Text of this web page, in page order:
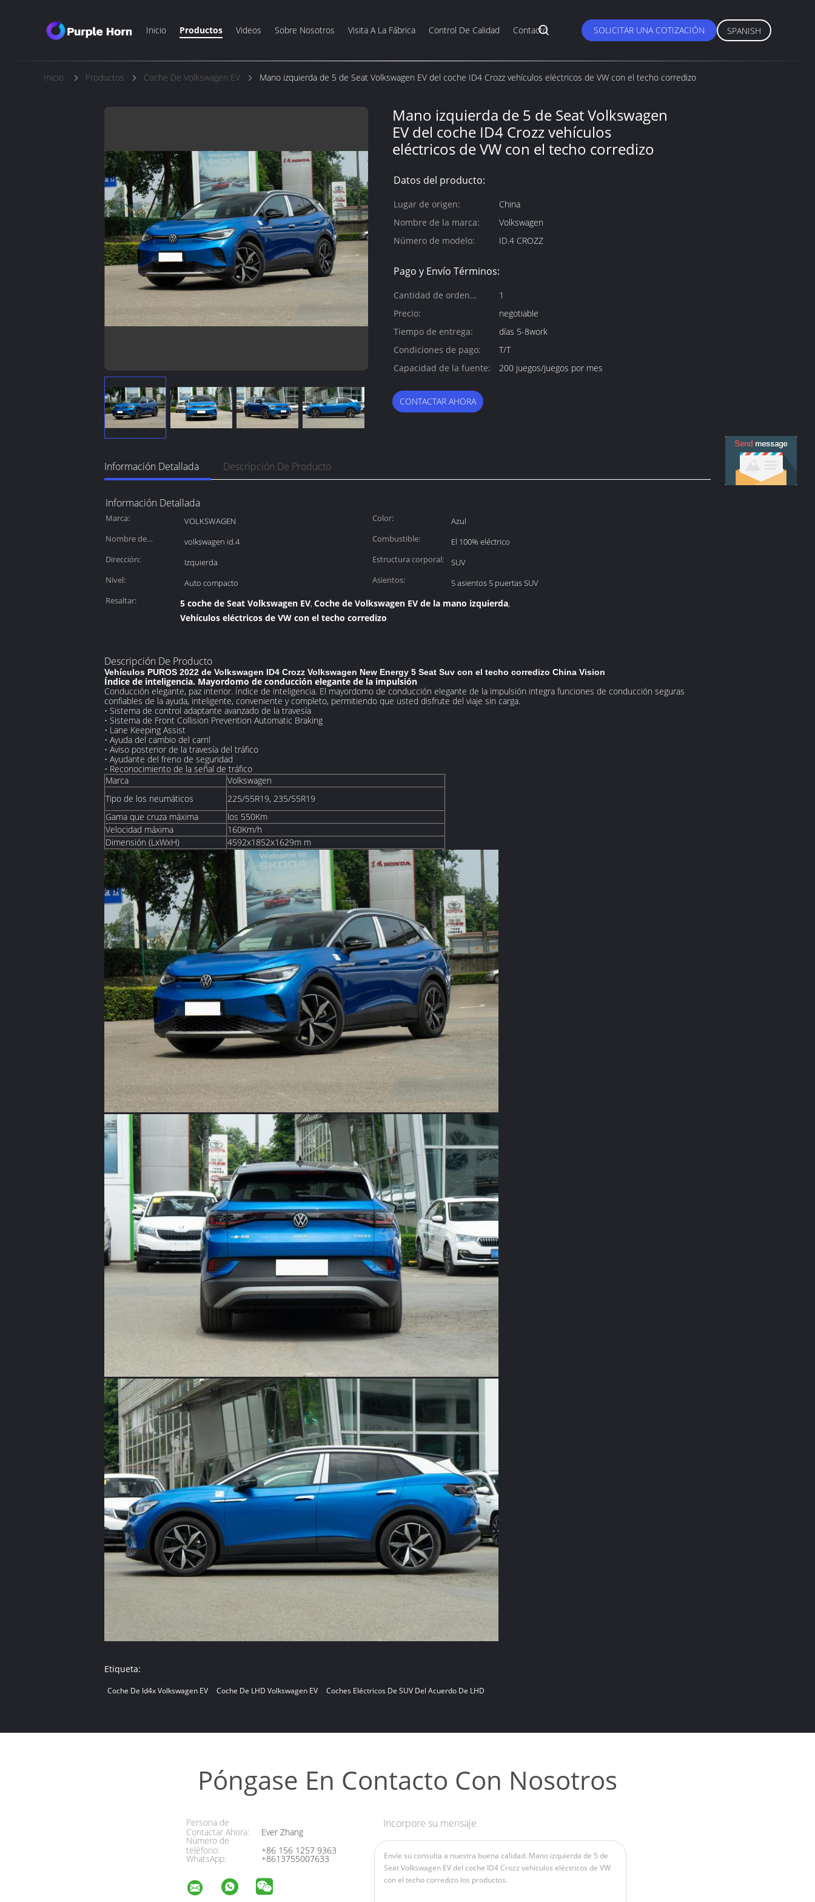
Inicio Productos Videos Sobre Nosotros Visita A La Fábrica Control De Calidad Contacto SOLICITAR UNA COTIZACIÓN SPANISH
Inicio Productos Coche De Volkswagen EV Mano izquierda de 5 de Seat Volkswagen EV del coche ID4 Crozz vehículos eléctricos de VW con el techo corredizo
Mano izquierda de 5 de Seat Volkswagen
EV del coche ID4 Crozz vehículos
eléctricos de VW con el techo corredizo
Datos del producto:
Lugar de origen:
China
Nombre de la marca:
Volkswagen
Número de modelo:
ID.4 CROZZ
Pago y Envío Términos:
Cantidad de orden
mínima:
1
Precio:
negotiable
Tiempo de entrega:
días 5-8work
Condiciones de pago:
T/T
Capacidad de la fuente:
200 juegos/juegos por mes
CONTACTAR AHORA
Información Detallada Descripción De Producto
Información Detallada
Marca: VOLKSWAGEN Color:
Azul
Nombre de
volkswagen id.4 Combustible:
El 100% eléctrico
Dirección:
Izquierda Estructura corporal:
SUV
Nivel:
Auto compacto Asientos:
5 asientos 5 puertas SUV
Resaltar:
5 coche de Seat Volkswagen EV, Coche de Volkswagen EV de la mano izquierda,
Vehículos eléctricos de VW con el techo corredizo
Descripción De Producto
Vehículos PUROS 2022 de Volkswagen ID4 Crozz Volkswagen New Energy 5 Seat Suv con el techo corredizo China Vision
Índice de inteligencia. Mayordomo de conducción elegante de la impulsión
Conducción elegante, paz interior. Índice de inteligencia. El mayordomo de conducción elegante de la impulsión integra funciones de conducción seguras
confiables de la ayuda, inteligente, conveniente y completo, permitiendo que usted disfrute del viaje sin carga.
• Sistema de control adaptante avanzado de la travesía
• Sistema de Front Collision Prevention Automatic Braking
• Lane Keeping Assist
• Ayuda del cambio del carril
• Aviso posterior de la travesía del tráfico
• Ayudante del freno de seguridad
• Reconocimiento de la señal de tráfico
Marca
Volkswagen
Tipo de los neumáticos
225/55R19, 235/55R19
Gama que cruza máxima
los 550Km
Velocidad máxima
160Km/h
Dimensión (LxWxH)
4592x1852x1629m m
Etiqueta:
Coche De Id4x Volkswagen EV Coche De LHD Volkswagen EV Coches Eléctricos De SUV Del Acuerdo De LHD
Póngase En Contacto Con Nosotros
Persona de
Contactar Ahora:
Ever Zhang
Número de
teléfono:
+86 156 1257 9363
WhatsApp: +8613755007633
Incorpore su mensaje